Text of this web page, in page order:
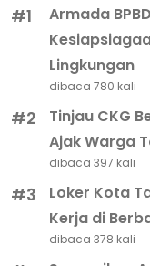
#1
Armada
Lingkungan
dibaca 780 kali
#2
Tinjau CKG
Ajak Warga
dibaca 397 kali
#3
Loker Kota
Kerja di
dibaca 378 kali